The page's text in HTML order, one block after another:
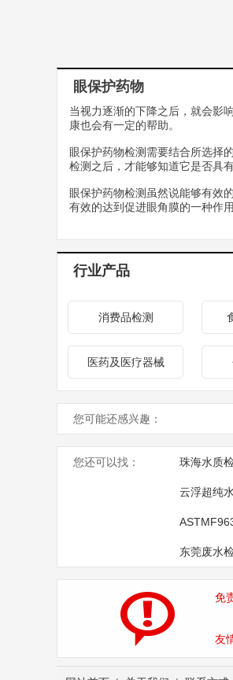
眼保护药物
当视力逐渐的下降之后，就会影
康也会有一定的帮助。
眼保护药物检测需要结合所选择
检测之后，才能够知道它是否具
眼保护药物检测虽然说能够有效
有效的达到促进眼角膜的一种作
行业产品
消费品检测
医药及医疗器械
您可能还感兴趣：
您还可以找： 珠海水质
云浮超纯
东莞废水
免
友